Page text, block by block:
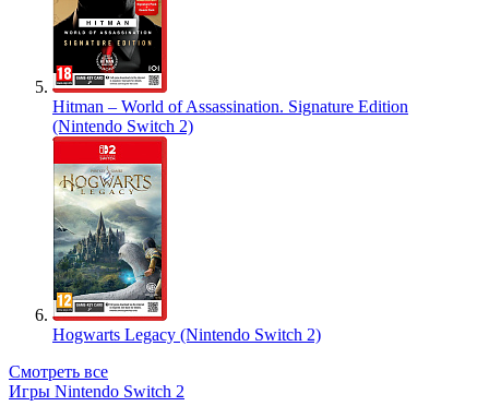
Hitman – World of Assassination. Signature Edition
(Nintendo Switch 2)
Hogwarts Legacy (Nintendo Switch 2)
Смотреть все
Игры Nintendo Switch 2